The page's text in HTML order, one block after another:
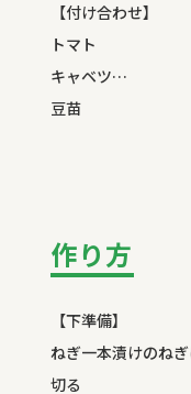
【付け合わせ】
トマ
キャベ
豆苗
作り方
【下準備】
ねぎ一本漬けのね
切る